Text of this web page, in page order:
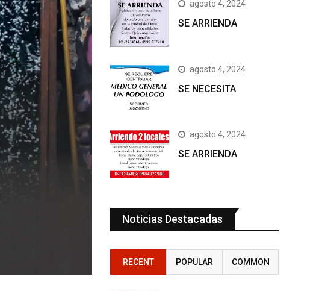
agosto 4, 2024
SE ARRIENDA
agosto 4, 2024
SE NECESITA
agosto 4, 2024
SE ARRIENDA
Noticias Destacadas
RECENT POPULAR COMMON